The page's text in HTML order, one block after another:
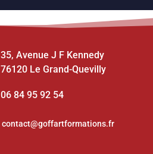
35, Avenue J F Kennedy
76120 Le Grand-Quevilly
06 84 95 92 54
contact@goffartformations.fr